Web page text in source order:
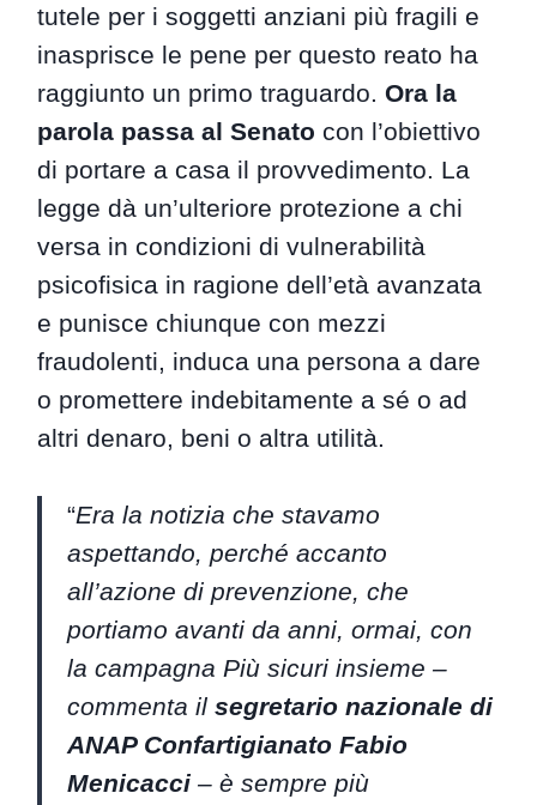
tutele per i soggetti anziani più fragili e
inasprisce le pene per questo reato ha
raggiunto un primo traguardo.Ora la
parola passa al Senato con l’obiettivo
di portare a casa il provvedimento. La
legge dà un’ulteriore protezione a chi
versa in condizioni di vulnerabilità
psicofisica in ragione dell’età avanzata
e punisce chiunque con mezzi
fraudolenti, induca una persona a dare
o promettere indebitamente a sé o ad
altri denaro, beni o altra utilità.
“Era la notizia che stavamo
aspettando, perché accanto
all’azione di prevenzione, che
portiamo avanti da anni, ormai, con
la campagna Più sicuri insieme –
commenta ilsegretario nazionale di
ANAP Confartigianato Fabio
Menicacci – è sempre più